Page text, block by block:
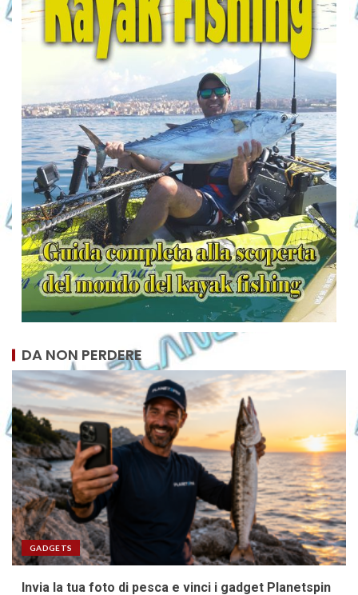
DA NON PERDERE
GADGETS
Invia la tua foto di pesca e vinci i gadget Planetspin